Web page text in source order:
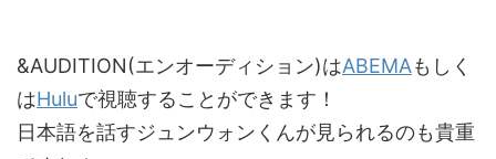
&AUDITION(エンオーディション)はABEMAもしく
はHuluで視聴することができます！
日本語を話すジュンウォンくんが見られるのも貴重